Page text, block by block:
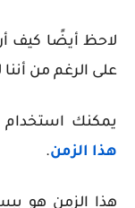
لاحظ أيضًا كيف
على الرغم من
يمكنك استخدام
هذا الزمن.
هذا الزمن هو